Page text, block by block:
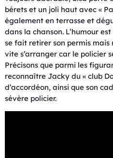
bérets et un joli haut avec «
également en terrasse et
dans la chanson. L’humour
se fait retirer son permis
vite s’arranger car le policier
Précisons que parmi les
reconnaître Jacky du « club
d’accordéon, ainsi que son
sévère policier.